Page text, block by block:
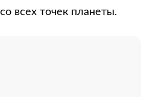
всех точек планеты.